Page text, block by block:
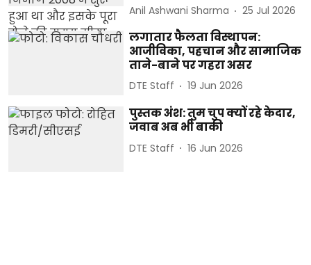
Anil Ashwani Sharma 25 Jul 2026
लगातार फैलता विस्थापन:
आजीविका, पहचान और सामाजिक
ताने-बाने पर गहरा असर
DTE Staff 19 Jun 2026
पुस्तक अंश: तुम चुप क्यों रहे केदार,
जवाब अब भी बाकी
DTE Staff 16 Jun 2026